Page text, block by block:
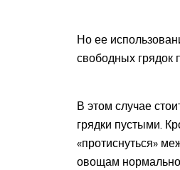
Но ее
свободных грядок
В этом случае
грядки пустыми.
«протиснуться»
овощам нормально